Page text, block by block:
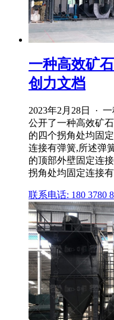
一种高效矿
创力文档
2023年2月28日 ·
公开了一种高效矿
的四个拐角处均固
连接有弹簧,所述弹
的顶部外壁固定连
拐角处均固定连接
联系电话: 180 3780